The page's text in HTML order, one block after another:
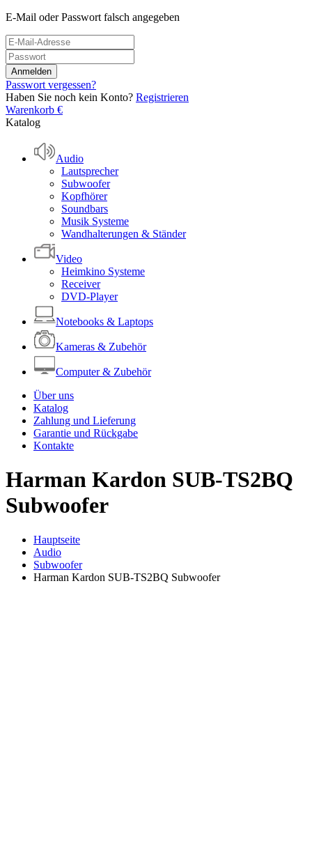
E-Mail oder Passwort falsch angegeben
Passwort vergessen?
Haben Sie noch kein Konto? Registrieren
Warenkorb €
Katalog
Audio
Lautsprecher
Subwoofer
Kopfhörer
Soundbars
Musik Systeme
Wandhalterungen & Ständer
Video
Heimkino Systeme
Receiver
DVD-Player
Notebooks & Laptops
Kameras & Zubehör
Computer & Zubehör
Über uns
Katalog
Zahlung und Lieferung
Garantie und Rückgabe
Kontakte
Harman Kardon SUB-TS2BQ
Subwoofer
Hauptseite
Audio
Subwoofer
Harman Kardon SUB-TS2BQ Subwoofer